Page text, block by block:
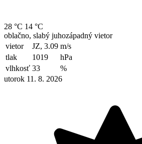
28 °C 14 °C
oblačno, slabý juhozápadný vietor
vietor
JZ, 3.09 m/s
tlak
1019
hPa
vlhkosť 33
%
utorok 11. 8. 2026